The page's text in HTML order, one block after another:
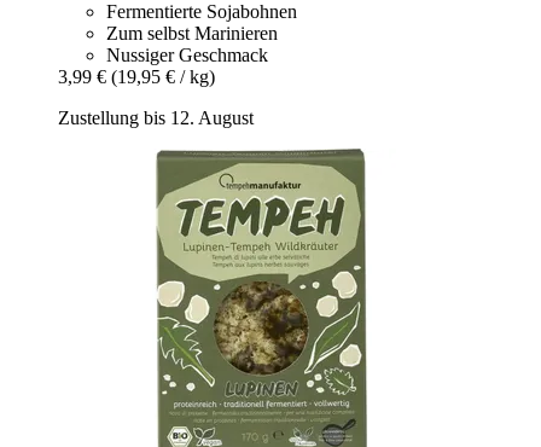
Fermentierte Sojabohnen
Zum selbst Marinieren
Nussiger Geschmack
3,99 € (19,95 € / kg)
Zustellung bis 12. August